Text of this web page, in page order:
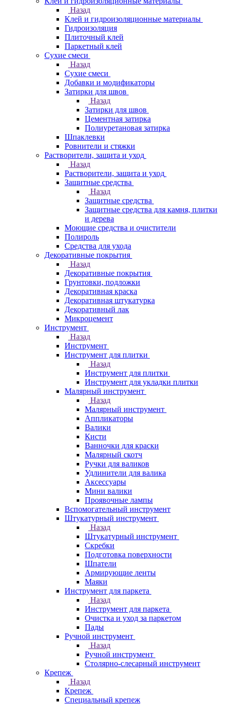
Назад
Клей и гидроизоляционные материалы
Гидроизоляция
Плиточный клей
Паркетный клей
Сухие смеси
Назад
Сухие смеси
Добавки и модификаторы
Затирки для швов
Назад
Затирки для швов
Цементная затирка
Полиуретановая затирка
Шпаклевки
Ровнители и стяжки
Растворители, защита и уход
Назад
Растворители, защита и уход
Защитные средства
Назад
Защитные средства
Защитные средства для камня, плитки
и дерева
Моющие средства и очистители
Полироль
Средства для ухода
Декоративные покрытия
Назад
Декоративные покрытия
Грунтовки, подложки
Декоративная краска
Декоративная штукатурка
Декоративный лак
Микроцемент
Инструмент
Назад
Инструмент
Инструмент для плитки
Назад
Инструмент для плитки
Инструмент для укладки плитки
Малярный инструмент
Назад
Малярный инструмент
Аппликаторы
Валики
Кисти
Ванночки для краски
Малярный скотч
Ручки для валиков
Удлинители для валика
Аксессуары
Мини валики
Проявочные лампы
Вспомогательный инструмент
Штукатурный инструмент
Назад
Штукатурный инструмент
Скребки
Подготовка поверхности
Шпатели
Армирующие ленты
Маяки
Инструмент для паркета
Назад
Инструмент для паркета
Очистка и уход за паркетом
Пады
Ручной инструмент
Назад
Ручной инструмент
Столярно-слесарный инструмент
Крепеж
Назад
Крепеж
Специальный крепеж